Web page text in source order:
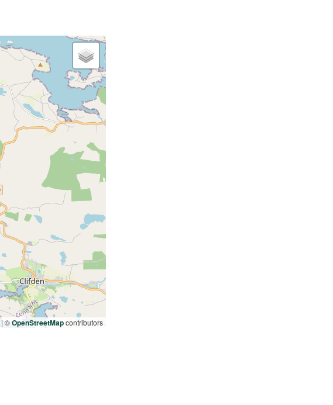
| ©OpenStreetMapcontributors